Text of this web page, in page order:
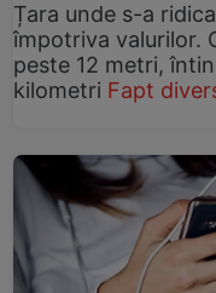
Țara unde s-a
împotriva valurilor.
peste 12 metri,
kilometri Fapt